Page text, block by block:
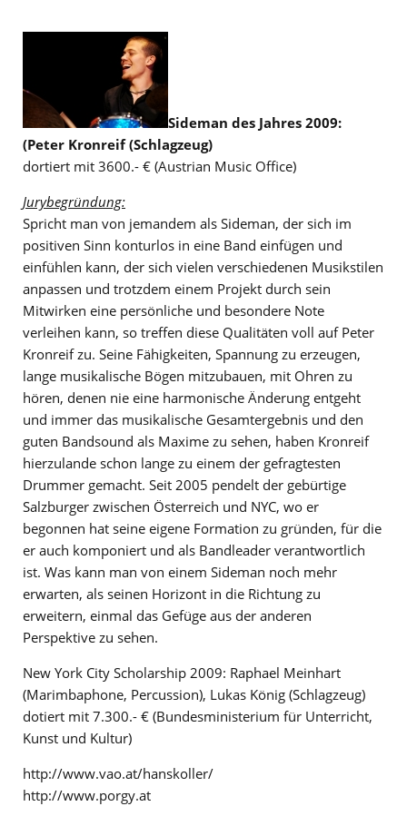
Sideman des Jahres 2009:
(Peter Kronreif (Schlagzeug)
dortiert mit 3600.- € (Austrian Music Office)
Jurybegründung:
Spricht man von jemandem als Sideman, der sich im
positiven Sinn konturlos in eine Band einfügen und
einfühlen kann, der sich vielen verschiedenen Musikstilen
anpassen und trotzdem einem Projekt durch sein
Mitwirken eine persönliche und besondere Note
verleihen kann, so treffen diese Qualitäten voll auf Peter
Kronreif zu. Seine Fähigkeiten, Spannung zu erzeugen,
lange musikalische Bögen mitzubauen, mit Ohren zu
hören, denen nie eine harmonische Änderung entgeht
und immer das musikalische Gesamtergebnis und den
guten Bandsound als Maxime zu sehen, haben Kronreif
hierzulande schon lange zu einem der gefragtesten
Drummer gemacht. Seit 2005 pendelt der gebürtige
Salzburger zwischen Österreich und NYC, wo er
begonnen hat seine eigene Formation zu gründen, für die
er auch komponiert und als Bandleader verantwortlich
ist. Was kann man von einem Sideman noch mehr
erwarten, als seinen Horizont in die Richtung zu
erweitern, einmal das Gefüge aus der anderen
Perspektive zu sehen.
New York City Scholarship 2009: Raphael Meinhart
(Marimbaphone, Percussion), Lukas König (Schlagzeug)
dotiert mit 7.300.- € (Bundesministerium für Unterricht,
Kunst und Kultur)
http://www.vao.at/hanskoller/
http://www.porgy.at